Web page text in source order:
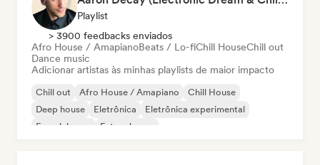
Playlist
> 3900 feedbacks enviados
Afro House / AmapianoBeats / Lo-fiChill HouseChill out
Dance music
Adicionar artistas às minhas playlists de maior impacto
Chill out Afro House / Amapiano
Chill House
Deep house
Eletrônica
Eletrônica experimental
French house
Future house